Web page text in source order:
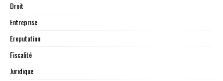
Droit
Entreprise
Ereputation
Fiscalité
Juridique